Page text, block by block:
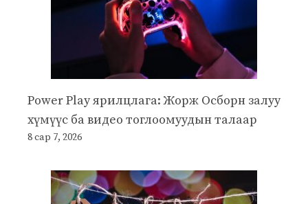
Power Play ярилцлага: Жорж Осборн залуу
хүмүүс ба видео тоглоомуудын талаар
8 сар 7, 2026